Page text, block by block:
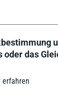
das
erfahren